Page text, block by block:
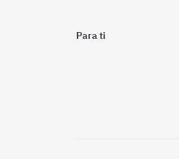
Para ti